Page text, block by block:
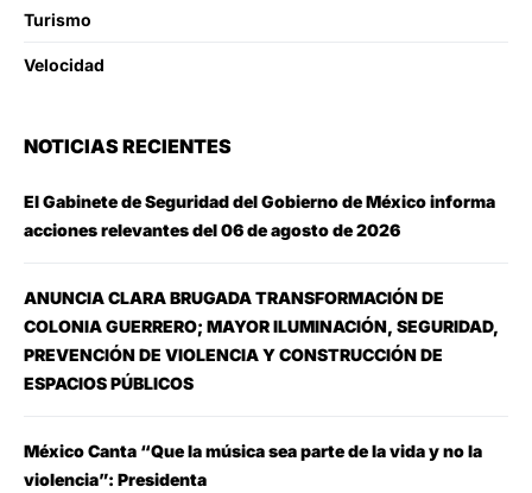
Turismo
Velocidad
NOTICIAS RECIENTES
El Gabinete de Seguridad del Gobierno de México informa
acciones relevantes del 06 de agosto de 2026
ANUNCIA CLARA BRUGADA TRANSFORMACIÓN DE
COLONIA GUERRERO; MAYOR ILUMINACIÓN, SEGURIDAD,
PREVENCIÓN DE VIOLENCIA Y CONSTRUCCIÓN DE
ESPACIOS PÚBLICOS
México Canta “Que la música sea parte de la vida y no la
violencia”: Presidenta